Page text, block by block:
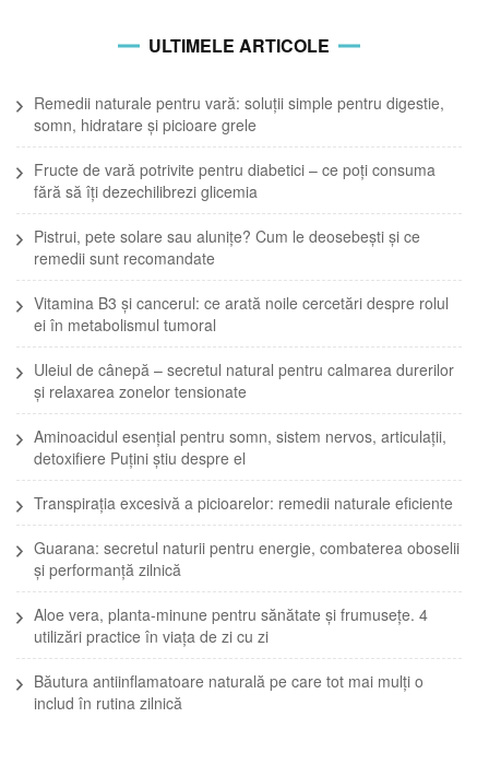
ULTIMELE ARTICOLE
Remedii naturale pentru vară: soluții simple pentru digestie,
somn, hidratare și picioare grele
Fructe de vară potrivite pentru diabetici – ce poți consuma
fără să îți dezechilibrezi glicemia
Pistrui, pete solare sau alunițe? Cum le deosebești și ce
remedii sunt recomandate
Vitamina B3 și cancerul: ce arată noile cercetări despre rolul
ei în metabolismul tumoral
Uleiul de cânepă – secretul natural pentru calmarea durerilor
și relaxarea zonelor tensionate
Aminoacidul esențial pentru somn, sistem nervos, articulații,
detoxifiere Puțini știu despre el
Transpirația excesivă a picioarelor: remedii naturale eficiente
Guarana: secretul naturii pentru energie, combaterea oboselii
și performanță zilnică
Aloe vera, planta-minune pentru sănătate și frumusețe. 4
utilizări practice în viața de zi cu zi
Băutura antiinflamatoare naturală pe care tot mai mulți o
includ în rutina zilnică